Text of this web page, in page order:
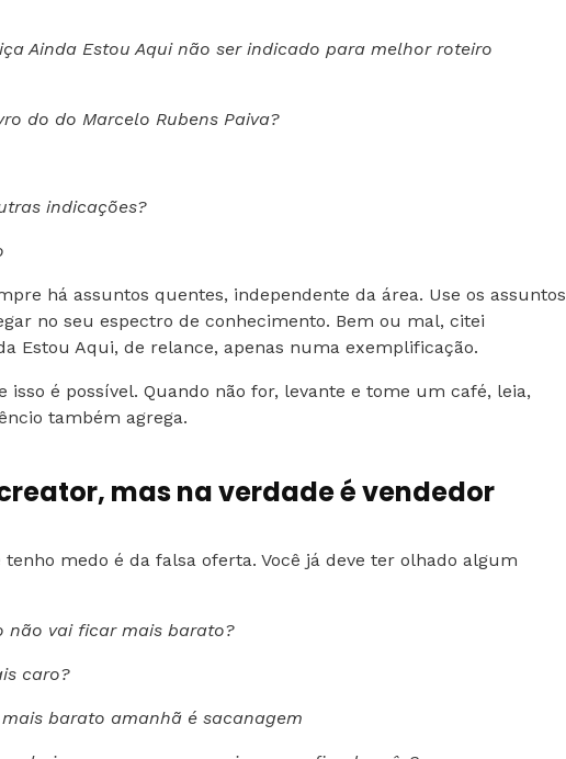
Ainda Estou Aqui não ser indicado para melhor roteiro
do do Marcelo Rubens Paiva?
indicações?
há assuntos quentes, independente da área. Use os assuntos
no seu espectro de conhecimento. Bem ou mal, citei
Estou Aqui, de relance, apenas numa exemplificação.
isso é possível. Quando não for, levante e tome um café, leia,
também agrega.
mas na verdade é vendedor
medo é da falsa oferta. Você já deve ter olhado algum
não vai ficar mais barato?
caro?
barato amanhã é sacanagem